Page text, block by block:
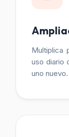
Multiplica
uso diario
uno nuevo.